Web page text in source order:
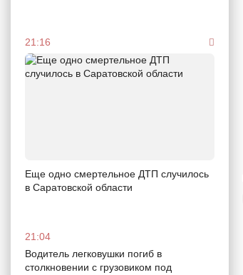
21:16
Еще одно смертельное ДТП случилось
в Саратовской области
21:04
Водитель легковушки погиб в
столкновении с грузовиком под